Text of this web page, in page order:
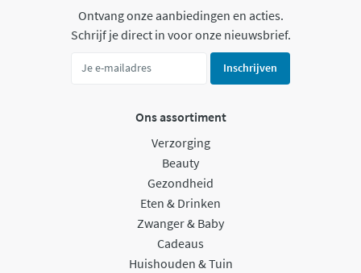
Ontvang onze aanbiedingen en acties.
Schrijf je direct in voor onze nieuwsbrief.
Inschrijven
Ons assortiment
Verzorging
Beauty
Gezondheid
Eten & Drinken
Zwanger & Baby
Cadeaus
Huishouden & Tuin